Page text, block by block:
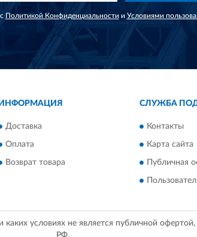
Политикой Конфиденциальности и Условиями
ИНФОРМАЦИЯ
Доставка
Оплата
Возврат товара
СЛУЖБА
Контакты
Карта сайта
Публичная
условиях не является публичной
РФ.